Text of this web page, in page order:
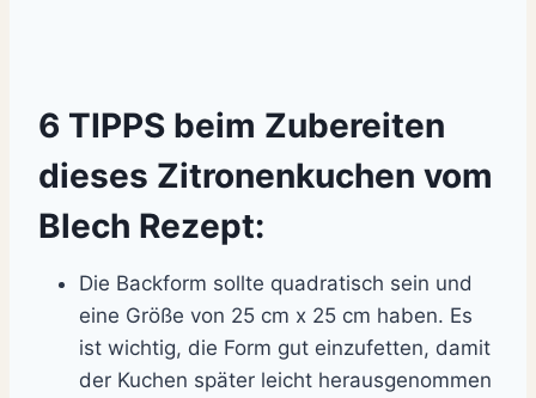
6 TIPPS beim Zubereiten
dieses Zitronenkuchen vom
Blech Rezept:
Die Backform sollte quadratisch sein und
eine Größe von 25 cm x 25 cm haben. Es
ist wichtig, die Form gut einzufetten, damit
der Kuchen später leicht herausgenommen